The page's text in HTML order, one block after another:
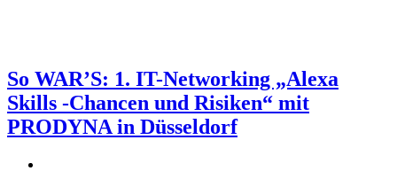
So WAR’S: 1. IT-Networking „Alexa
Skills -Chancen und Risiken“ mit
PRODYNA in Düsseldorf